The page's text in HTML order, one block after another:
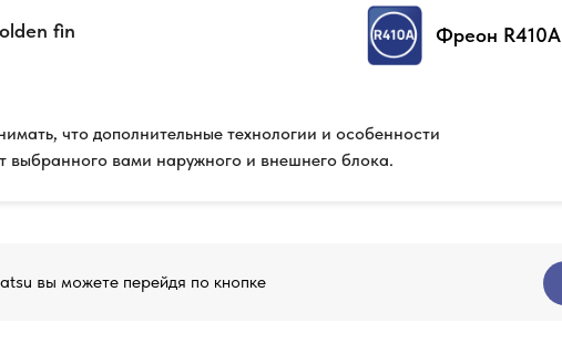
Фреон R410A
fin
что дополнительные технологии и особенности
выбранного вами наружного и внешнего блока.
вы можете перейдя по кнопке